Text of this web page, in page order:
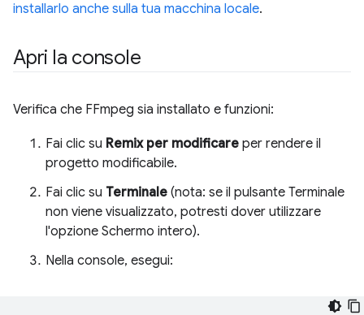
installarlo anche sulla tua macchina locale.
Apri la console
Verifica che FFmpeg sia installato e funzioni:
Fai clic su Remix per modificare per rendere il
progetto modificabile.
Fai clic su Terminale (nota: se il pulsante Terminale
non viene visualizzato, potresti dover utilizzare
l'opzione Schermo intero).
Nella console, esegui: